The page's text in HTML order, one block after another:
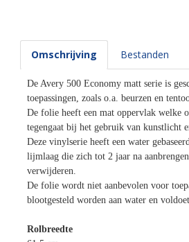
Omschrijving Bestanden
De Avery 500 Economy matt serie is
toepassingen, zoals o.a. beurzen en
De folie heeft een mat oppervlak welke
tegengaat bij het gebruik van kunstlicht
Deze vinylserie heeft een water
lijmlaag die zich tot 2 jaar na
verwijderen.
De folie wordt niet aanbevolen voor
blootgesteld worden aan water en
Rolbreedte